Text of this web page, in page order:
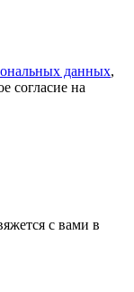
данных,
согласие на
с вами в